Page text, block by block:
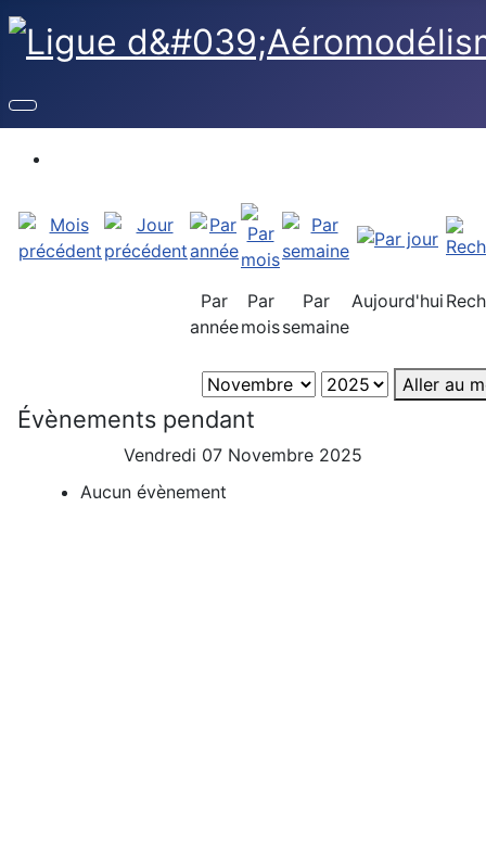
Par
année
Par
mois
Par
semaine
Aujourd'hui
Aller au
Évènements pendant
Vendredi 07 Novembre 2025
Aucun évènement